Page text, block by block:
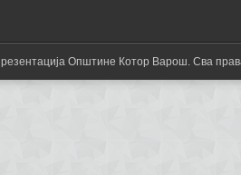
Општине Котор Варош. Сва